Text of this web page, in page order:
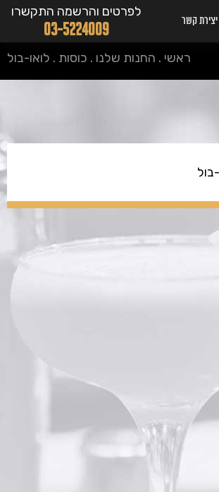
יצירת קשר
לפרטים והרשמה התקשרו
03-5224009
ראשי . החנות שלנו . כוסות . לואו-בול